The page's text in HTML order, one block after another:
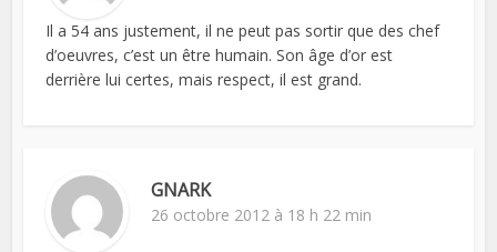
Il a 54 ans justement, il ne peut pas sortir que des chef
d’oeuvres, c’est un être humain. Son âge d’or est
derrière lui certes, mais respect, il est grand.
GNARK
26 octobre 2012 à 18 h 22 min